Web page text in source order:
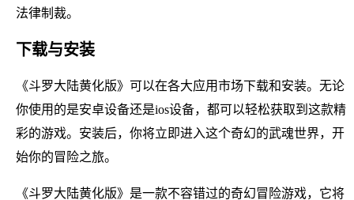
法律制裁。
下载与安装
《斗罗大陆黄化版》可以在各大应用市场下载和安装。无论
你使用的是安卓设备还是ios设备，都可以轻松获取到这款精
彩的游戏。安装后，你将立即进入这个奇幻的武魂世界，开
始你的冒险之旅。
《斗罗大陆黄化版》是一款不容错过的奇幻冒险游戏，它将